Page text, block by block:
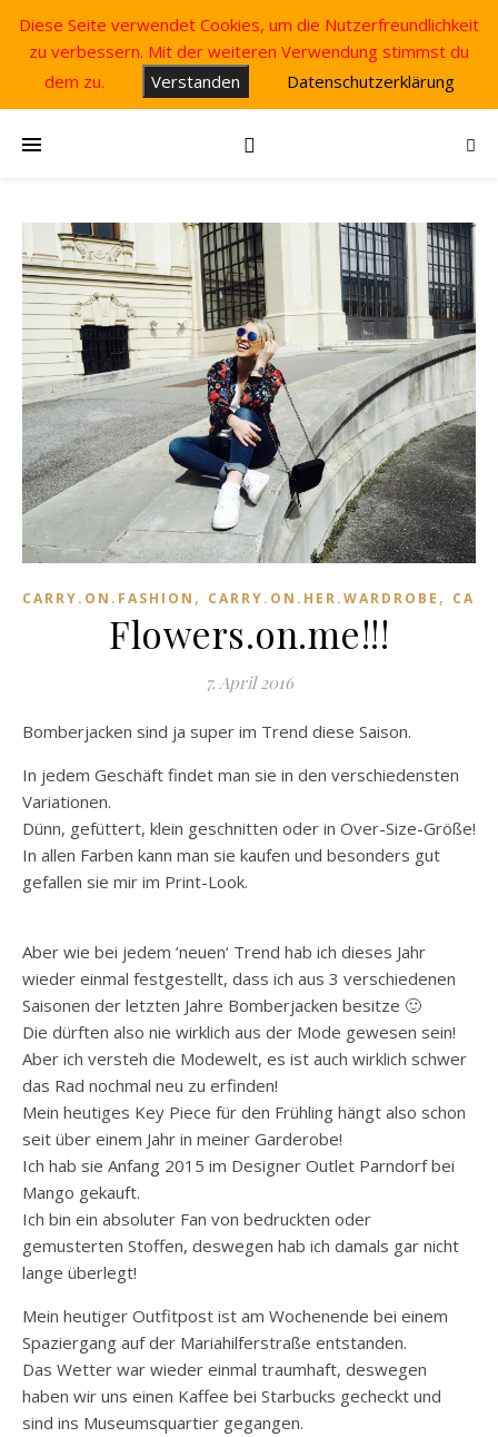
CARRY.ON.FASHION , CARRY.ON.HER.WARDROBE ,
Flowers.on.me!!!
7. April 2016
Bomberjacken sind ja super im Trend diese Saison.
In jedem Geschäft findet man sie in den verschiedensten
Variationen.
Dünn, gefüttert, klein geschnitten oder in Over-Size-Größe!
In allen Farben kann man sie kaufen und besonders gut
gefallen sie mir im Print-Look.
Aber wie bei jedem ’neuen‘ Trend hab ich dieses Jahr
wieder einmal festgestellt, dass ich aus 3 verschiedenen
Saisonen der letzten Jahre Bomberjacken besitze 🙂
Die dürften also nie wirklich aus der Mode gewesen sein!
Aber ich versteh die Modewelt, es ist auch wirklich schwer
das Rad nochmal neu zu erfinden!
Mein heutiges Key Piece für den Frühling hängt also schon
seit über einem Jahr in meiner Garderobe!
Ich hab sie Anfang 2015 im Designer Outlet Parndorf bei
Mango gekauft.
Ich bin ein absoluter Fan von bedruckten oder
gemusterten Stoffen, deswegen hab ich damals gar nicht
lange überlegt!
Mein heutiger Outfitpost ist am Wochenende bei einem
Spaziergang auf der Mariahilferstraße entstanden.
Das Wetter war wieder einmal traumhaft, deswegen
haben wir uns einen Kaffee bei Starbucks gecheckt und
sind ins Museumsquartier gegangen.
Diese Seite verwendet Cookies, um die Nutzerfreundlichkeit
zu verbessern. Mit der weiteren Verwendung stimmst du
dem zu.
Verstanden Datenschutzerklärung